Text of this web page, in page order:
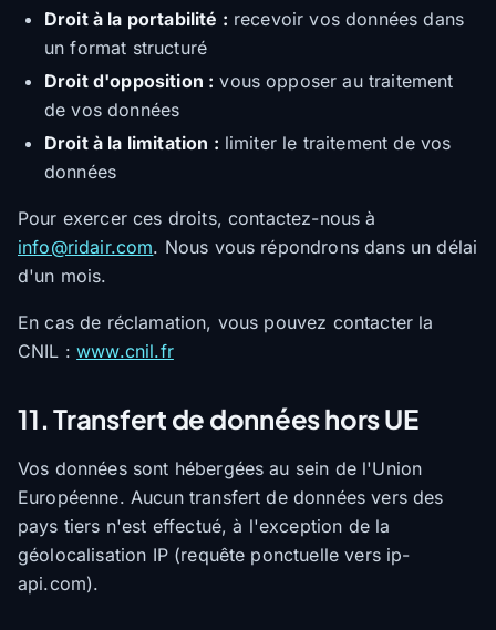
Droit à la portabilité : recevoir vos données dans
un format structuré
Droit d'opposition : vous opposer au traitement
de vos données
Droit à la limitation : limiter le traitement de vos
données
Pour exercer ces droits, contactez-nous à
info@ridair.com. Nous vous répondrons dans un délai
d'un mois.
En cas de réclamation, vous pouvez contacter la
CNIL :www.cnil.fr
11. Transfert de données hors UE
Vos données sont hébergées au sein de l'Union
Européenne. Aucun transfert de données vers des
pays tiers n'est effectué, à l'exception de la
géolocalisation IP (requête ponctuelle vers ip-
api.com).